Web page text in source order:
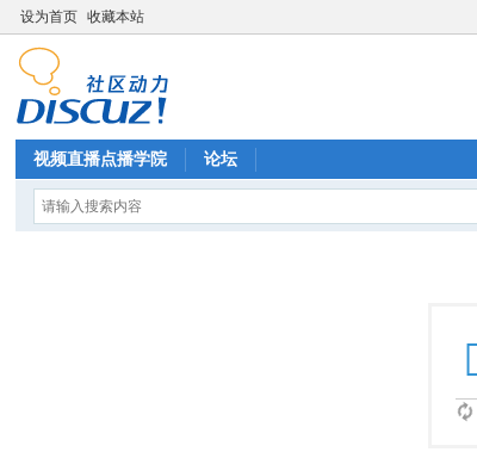
设为首页 收藏本站
视频直播点播学院 论坛